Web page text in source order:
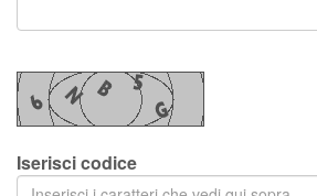
Iserisci codice